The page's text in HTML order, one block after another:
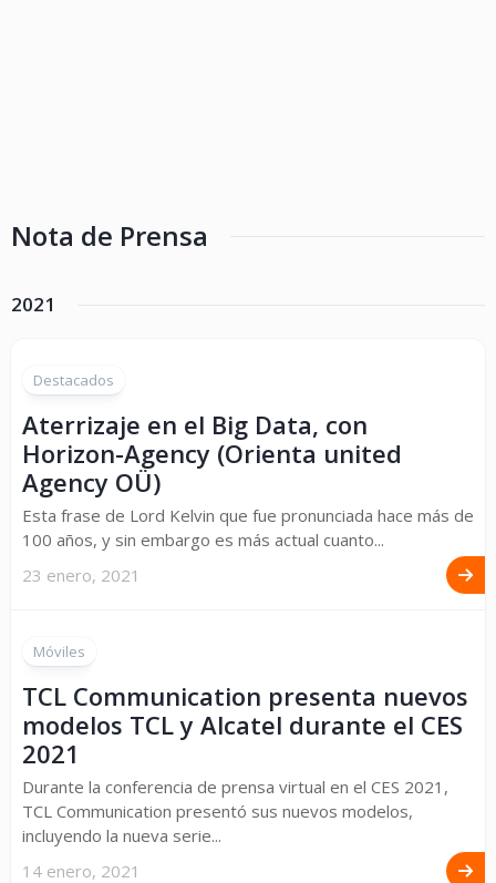
Nota de Prensa
2021
Destacados
Aterrizaje en el Big Data, con
Horizon-Agency (Orienta united
Agency OÜ)
Esta frase de Lord Kelvin que fue pronunciada hace más de
100 años, y sin embargo es más actual cuanto...
23 enero, 2021
Móviles
TCL Communication presenta nuevos
modelos TCL y Alcatel durante el CES
2021
Durante la conferencia de prensa virtual en el CES 2021,
TCL Communication presentó sus nuevos modelos,
incluyendo la nueva serie...
14 enero, 2021